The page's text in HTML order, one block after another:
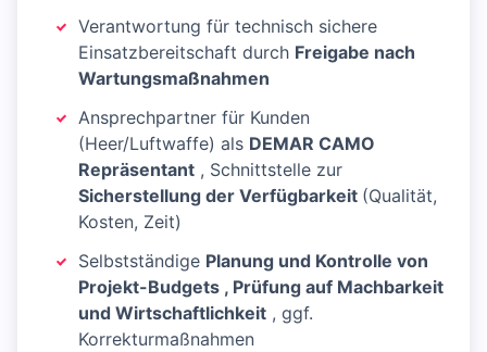
Verantwortung für technisch sichere
Einsatzbereitschaft durch Freigabe nach
Wartungsmaßnahmen
Ansprechpartner für Kunden
(Heer/Luftwaffe) als DEMAR CAMO
Repräsentant , Schnittstelle zur
Sicherstellung der Verfügbarkeit (Qualität,
Kosten, Zeit)
Selbstständige Planung und Kontrolle von
Projekt-Budgets , Prüfung auf Machbarkeit
und Wirtschaftlichkeit , ggf.
Korrekturmaßnahmen